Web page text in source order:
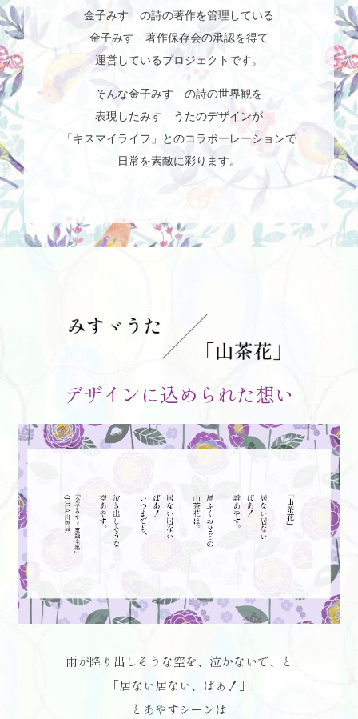
金子みすゞの詩の著作を管理している
金子みすゞ著作保存会の承認を得て
運営しているプロジェクトです。
そんな金子みすゞの詩の世界観を
表現したみすゞうたのデザインが
「キスマイライフ」とのコラボーレーションで
日常を素敵に彩ります。
デザインに込められた想い
雨が降り出しそうな空を、泣かないで、と
「居ない居ない、ばぁ！」
とあやすシーンは